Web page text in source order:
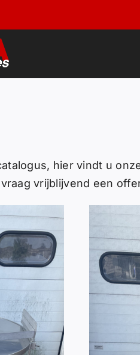
hier vindt u
vrijblijvend een